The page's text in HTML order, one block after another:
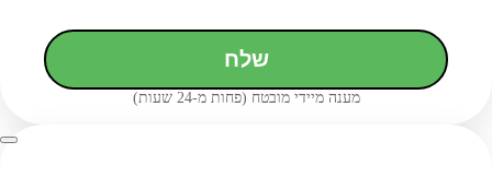
שלח
מענה מיידי מובטח (פחות מ-24 שעות)